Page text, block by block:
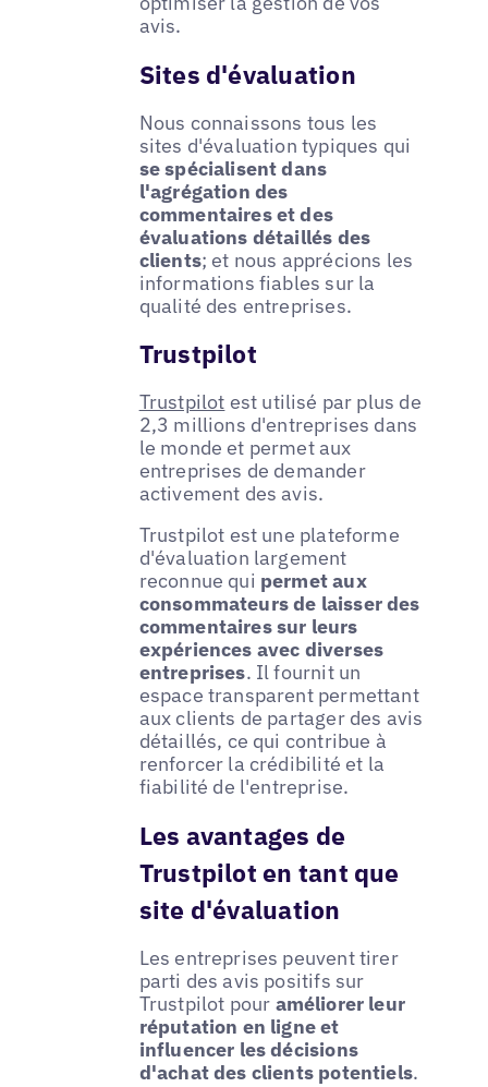
avis.
Sites d'évaluation
Nous connaissons tous les
sites d'évaluation typiques qui
se spécialisent dans
l'agrégation des
commentaires et des
évaluations détaillés des
clients; et nous apprécions les
informations fiables sur la
qualité des entreprises.
Trustpilot
Trustpilot est utilisé par plus de
2,3 millions d'entreprises dans
le monde et permet aux
entreprises de demander
activement des avis.
Trustpilot est une plateforme
d'évaluation largement
reconnue qui permet aux
consommateurs de laisser des
commentaires sur leurs
expériences avec diverses
entreprises. Il fournit un
espace transparent permettant
aux clients de partager des avis
détaillés, ce qui contribue à
renforcer la crédibilité et la
fiabilité de l'entreprise.
Les avantages de
Trustpilot en tant que
site d'évaluation
Les entreprises peuvent tirer
parti des avis positifs sur
Trustpilot pour améliorer leur
réputation en ligne et
influencer les décisions
d'achat des clients potentiels.